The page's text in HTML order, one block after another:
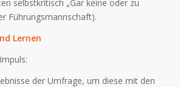
selbstkritisch „Gar keine oder zu
Führungsmannschaft).
Lernen
der Umfrage, um diese mit den